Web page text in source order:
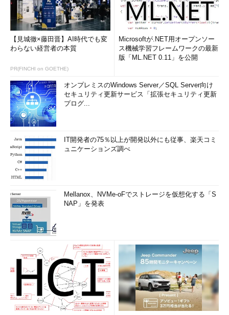
【見城徹×藤田晋】AI時代でも変
わらない経営者の本質
PR(FINCHI on GOETHE)
Microsoftが.NET用オープンソー
ス機械学習フレームワークの最新
版「ML.NET 0.11」を公開
オンプレミスのWindows Server／SQL Server向け
セキュリティ更新サービス「拡張セキュリティ更新
プログ...
IT開発者の75％以上が開発以外にも従事、楽天コミ
ュニケーションズ調べ
Mellanox、NVMe-oFでストレージを仮想化する「S
NAP」を発表